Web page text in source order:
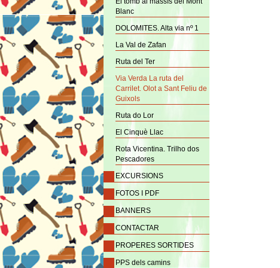
Blanc
DOLOMITES. Alta via nº 1
La Val de Zafan
Ruta del Ter
Via Verda La ruta del
Carrilet. Olot a Sant Feliu de
Guixols
Ruta do Lor
El Cinquè Llac
Rota Vicentina. Trilho dos
Pescadores
EXCURSIONS
FOTOS I PDF
BANNERS
CONTACTAR
PROPERES SORTIDES
PPS dels camins